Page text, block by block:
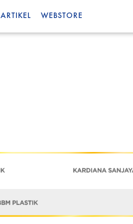
ARTIKEL WEBSTORE